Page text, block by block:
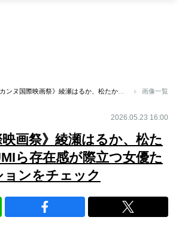
《カンヌ国際映画祭》綾瀬はるか、松たか子、MEGUMIら存在感が際立つ女優たちのファッションをチェック 画像一覧
2026.05.23 16:00
映画祭》綾瀬はるか、松た
ら存在感が際立つ女優た
ンをチェック